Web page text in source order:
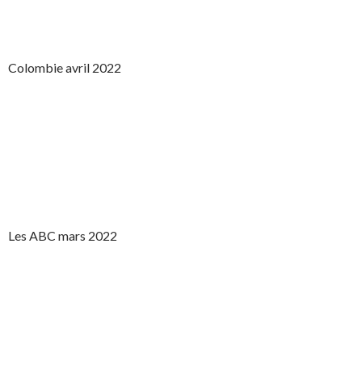
Colombie avril 2022
Les ABC mars 2022